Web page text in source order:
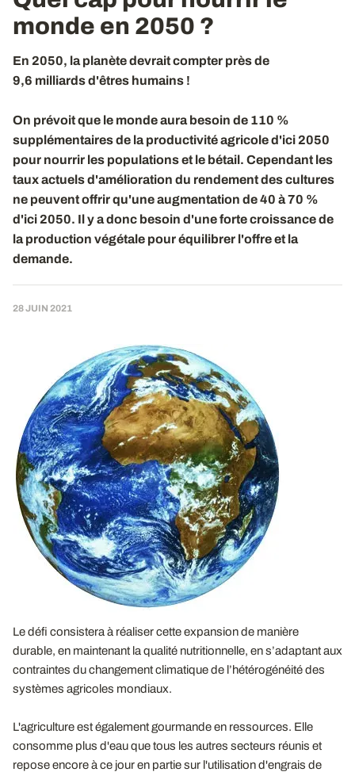
monde en 2050 ?
En 2050, la planète devrait compter près de
9,6 milliards d'êtres humains !
On prévoit que le monde aura besoin de 110 %
supplémentaires de la productivité agricole d'ici 2050
pour nourrir les populations et le bétail. Cependant les
taux actuels d'amélioration du rendement des cultures
ne peuvent offrir qu'une augmentation de 40 à 70 %
d'ici 2050. Il y a donc besoin d'une forte croissance de
la production végétale pour équilibrer l'offre et la
demande.
28 JUIN 2021
Le défi consistera à réaliser cette expansion de manière
durable, en maintenant la qualité nutritionnelle, en s’adaptant aux
contraintes du changement climatique de l’hétérogénéité des
systèmes agricoles mondiaux.
L'agriculture est également gourmande en ressources. Elle
consomme plus d'eau que tous les autres secteurs réunis et
repose encore à ce jour en partie sur l'utilisation d'engrais de